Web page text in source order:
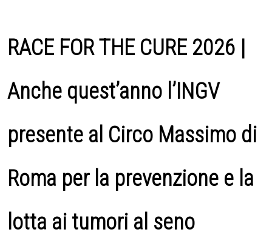
RACE FOR THE CURE 2026 |
Anche quest’anno l’INGV
presente al Circo Massimo di
Roma per la prevenzione e la
lotta ai tumori al seno